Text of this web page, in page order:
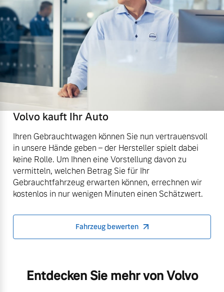
Volvo kauft Ihr Auto
Ihren Gebrauchtwagen können Sie nun vertrauensvoll
in unsere Hände geben – der Hersteller spielt dabei
keine Rolle. Um Ihnen eine Vorstellung davon zu
vermitteln, welchen Betrag Sie für Ihr
Gebrauchtfahrzeug erwarten können, errechnen wir
kostenlos in nur wenigen Minuten einen Schätzwert.
Fahrzeug bewerten
Entdecken Sie mehr von Volvo